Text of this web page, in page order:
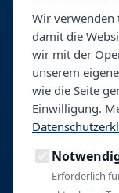
Talentpool
Personalberatung
Unternehmen
Wir verwenden
damit die
wir mit der
unserem
wie die Seite
Einwilligung.
Erforderlich